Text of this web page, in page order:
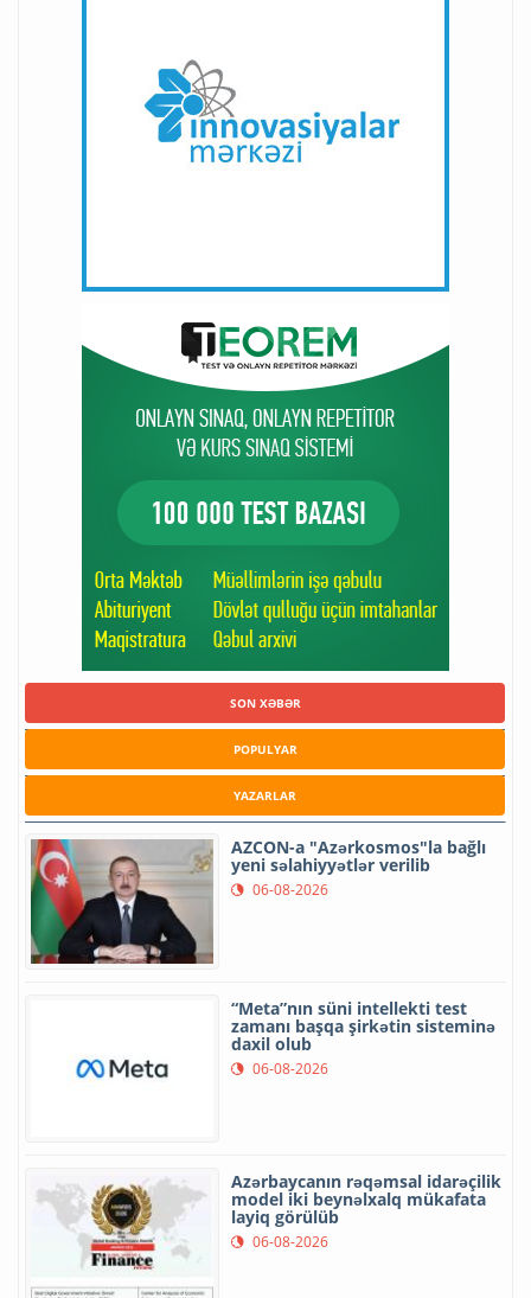
SON XƏBƏR
POPULYAR
YAZARLAR
AZCON-a "Azərkosmos"la bağlı
yeni səlahiyyətlər verilib
06-08-2026
“Meta”nın süni intellekti test
zamanı başqa şirkətin sisteminə
daxil olub
06-08-2026
Azərbaycanın rəqəmsal idarəçilik
model iki beynəlxalq mükafata
layiq görülüb
06-08-2026